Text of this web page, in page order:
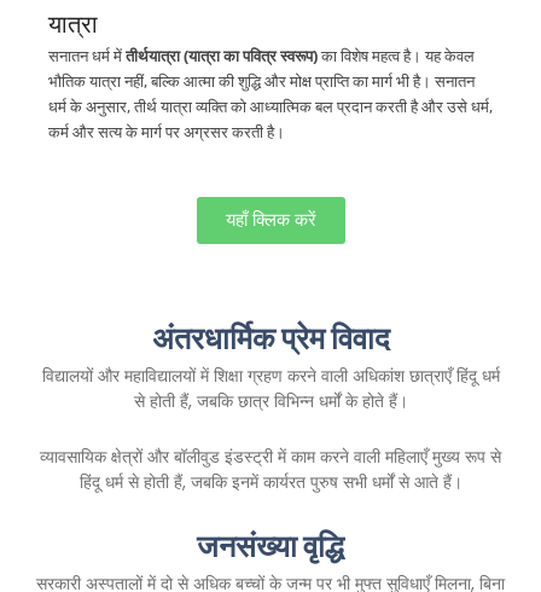
यात्रा
सनातन धर्म मेंतीर्थयात्रा (यात्रा का पवित्र स्वरूप)का विशेष महत्व है। यह केवल
भौतिक यात्रा नहीं, बल्कि आत्मा की शुद्धि और मोक्ष प्राप्ति का मार्ग भी है। सनातन
धर्म के अनुसार, तीर्थ यात्रा व्यक्ति को आध्यात्मिक बल प्रदान करती है और उसे धर्म,
कर्म और सत्य के मार्ग पर अग्रसर करती है।
यहाँ क्लिक करें
अंतरधार्मिक प्रेम विवाद
विद्यालयों और महाविद्यालयों में शिक्षा ग्रहण करने वाली अधिकांश छात्राएँ हिंदू धर्म
से होती हैं, जबकि छात्र विभिन्न धर्मों के होते हैं।
व्यावसायिक क्षेत्रों और बॉलीवुड इंडस्ट्री में काम करने वाली महिलाएँ मुख्य रूप से
हिंदू धर्म से होती हैं, जबकि इनमें कार्यरत पुरुष सभी धर्मों से आते हैं।
जनसंख्या वृद्धि
सरकारी अस्पतालों में दो से अधिक बच्चों के जन्म पर भी मुफ्त सुविधाएँ मिलना, बिना